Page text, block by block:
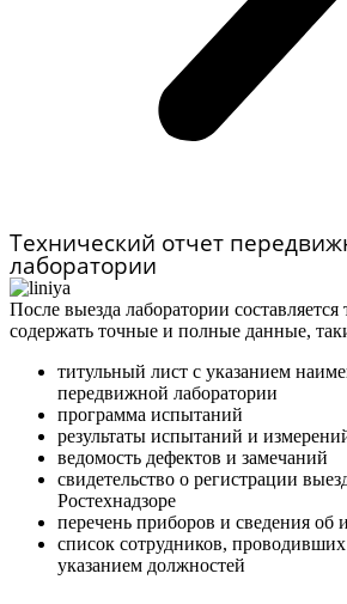
Технический отчет
лаборатории
После выезда лаборатории
содержать точные и полные данные,
титульный лист с указанием
передвижной лаборатории
программа испытаний
результаты испытаний и
ведомость дефектов и замечаний
свидетельство о регистрации
Ростехнадзоре
перечень приборов и сведения об
список сотрудников,
указанием должностей